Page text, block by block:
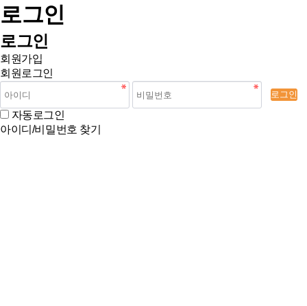
로그인
로그인
회원가입
회원로그인
로그인
자동로그인
아이디/비밀번호 찾기